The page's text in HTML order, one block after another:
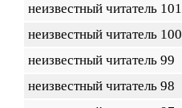
неизвестный читатель 101
неизвестный читатель 100
неизвестный читатель 99
неизвестный читатель 98